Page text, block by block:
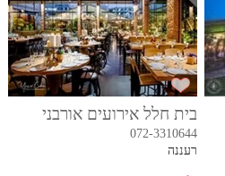
בית חלל אירועים אורבני
072-3310644
רעננה